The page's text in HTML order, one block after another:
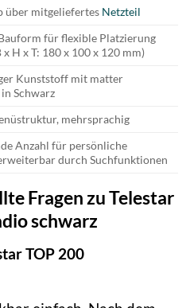
über mitgeliefertes Netzteil
für flexible Platzierung
x H x T: 180 x 100 x 120 mm)
Kunststoff mit matter
Schwarz
mehrsprachig
Anzahl für persönliche
durch Suchfunktionen
Fragen zu Telestar
schwarz
TOP 200